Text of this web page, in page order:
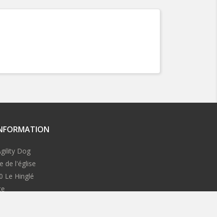
Dog
de l'église
Le Hinglé